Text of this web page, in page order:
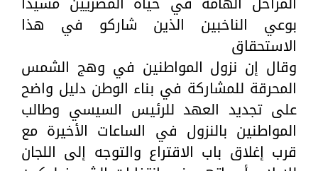
بوعي الناخبين الذين شاركو في هذا
الاستحقاق
وقال إن نزول المواطنين في وهج الشمس
المحرقة للمشاركة في بناء الوطن دليل واضح
على تجديد العهد للرئيس السيسي وطالب
المواطنين بالنزول في الساعات الأخيرة مع
قرب إغلاق باب الاقتراع والتوجه إلى اللجان